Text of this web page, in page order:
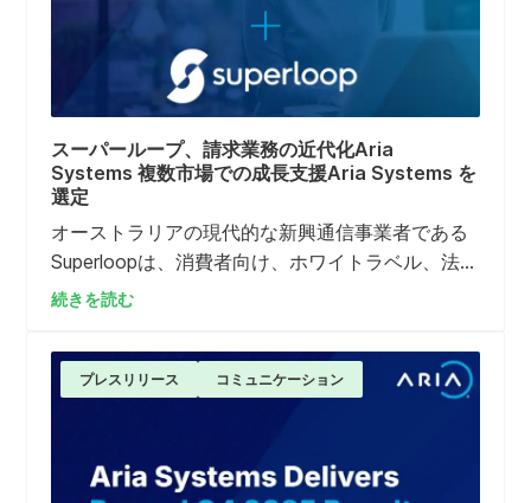
スーパーループ、請求業務の近代化Aria
Systems 複数市場での成長支援Aria Systems を
選定
オーストラリアの現代的な新興通信事業者である
Superloopは、消費者向け、ホワイトラベル、法人
向け、卸売サービスにおける課金・料金計算業務
採用した。
続きを読む
プレスリリース コミュニケーション